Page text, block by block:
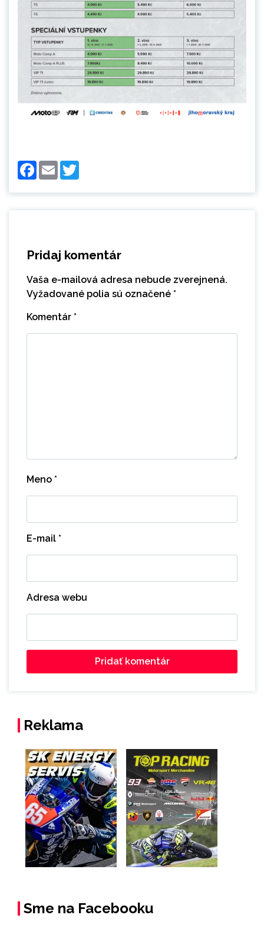
Facebook
Email
Pridaj komentár
Vaša e-mailová adresa nebude zverejnená.
Vyžadované polia sú označené *
Komentár *
Meno *
E-mail *
Adresa webu
Reklama
Sme na Facebooku